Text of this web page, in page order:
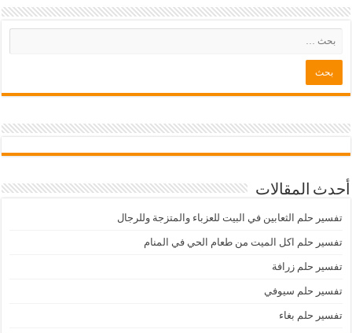
أحدث المقالات
تفسير حلم الثعابين في البيت للعزباء والمتزجة وللرجال
تفسير حلم اكل الميت من طعام الحي في المنام
تفسير حلم زرافة
تفسير حلم سيوفي
تفسير حلم بغاء